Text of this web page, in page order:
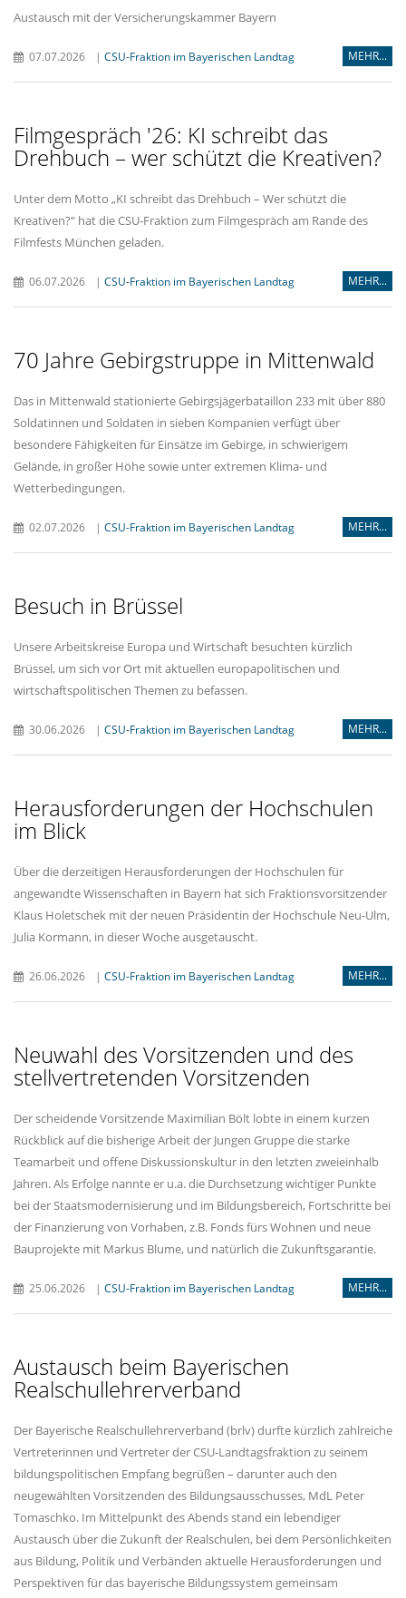
Austausch mit der Versicherungskammer Bayern
07.07.2026 | CSU-Fraktion im Bayerischen Landtag MEHR...
Filmgespräch '26: KI schreibt das
Drehbuch – wer schützt die Kreativen?
Unter dem Motto „KI schreibt das Drehbuch – Wer schützt die
Kreativen?“ hat die CSU-Fraktion zum Filmgespräch am Rande des
Filmfests München geladen.
06.07.2026 | CSU-Fraktion im Bayerischen Landtag MEHR...
70 Jahre Gebirgstruppe in Mittenwald
Das in Mittenwald stationierte Gebirgsjägerbataillon 233 mit über 880
Soldatinnen und Soldaten in sieben Kompanien verfügt über
besondere Fähigkeiten für Einsätze im Gebirge, in schwierigem
Gelände, in großer Höhe sowie unter extremen Klima- und
Wetterbedingungen.
02.07.2026 | CSU-Fraktion im Bayerischen Landtag MEHR...
Besuch in Brüssel
Unsere Arbeitskreise Europa und Wirtschaft besuchten kürzlich
Brüssel, um sich vor Ort mit aktuellen europapolitischen und
wirtschaftspolitischen Themen zu befassen.
30.06.2026 | CSU-Fraktion im Bayerischen Landtag MEHR...
Herausforderungen der Hochschulen
im Blick
Über die derzeitigen Herausforderungen der Hochschulen für
angewandte Wissenschaften in Bayern hat sich Fraktionsvorsitzender
Klaus Holetschek mit der neuen Präsidentin der Hochschule Neu-Ulm,
Julia Kormann, in dieser Woche ausgetauscht.
26.06.2026 | CSU-Fraktion im Bayerischen Landtag MEHR...
Neuwahl des Vorsitzenden und des
stellvertretenden Vorsitzenden
Der scheidende Vorsitzende Maximilian Bölt lobte in einem kurzen
Rückblick auf die bisherige Arbeit der Jungen Gruppe die starke
Teamarbeit und offene Diskussionskultur in den letzten zweieinhalb
Jahren. Als Erfolge nannte er u.a. die Durchsetzung wichtiger Punkte
bei der Staatsmodernisierung und im Bildungsbereich, Fortschritte bei
der Finanzierung von Vorhaben, z.B. Fonds fürs Wohnen und neue
Bauprojekte mit Markus Blume, und natürlich die Zukunftsgarantie.
25.06.2026 | CSU-Fraktion im Bayerischen Landtag MEHR...
Austausch beim Bayerischen
Realschullehrerverband
Der Bayerische Realschullehrerverband (brlv) durfte kürzlich zahlreiche
Vertreterinnen und Vertreter der CSU-Landtagsfraktion zu seinem
bildungspolitischen Empfang begrüßen – darunter auch den
neugewählten Vorsitzenden des Bildungsausschusses, MdL Peter
Tomaschko. Im Mittelpunkt des Abends stand ein lebendiger
Austausch über die Zukunft der Realschulen, bei dem Persönlichkeiten
aus Bildung, Politik und Verbänden aktuelle Herausforderungen und
Perspektiven für das bayerische Bildungssystem gemeinsam